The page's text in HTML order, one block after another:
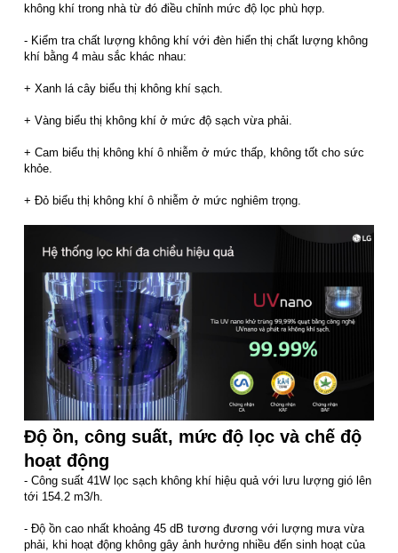
không khí trong nhà từ đó điều chỉnh mức độ lọc phù hợp.
- Kiểm tra chất lượng không khí với đèn hiển thị chất lượng không
khí bằng 4 màu sắc khác nhau:
+ Xanh lá cây biểu thị không khí sạch.
+ Vàng biểu thị không khí ở mức độ sạch vừa phải.
+ Cam biểu thị không khí ô nhiễm ở mức thấp, không tốt cho sức
khỏe.
+ Đỏ biểu thị không khí ô nhiễm ở mức nghiêm trọng.
Độ ồn, công suất, mức độ lọc và chế độ
hoạt động
- Công suất 41W lọc sạch không khí hiệu quả với lưu lượng gió lên
tới 154.2 m3/h.
- Độ ồn cao nhất khoảng 45 dB tương đương với lượng mưa vừa
phải, khi hoạt động không gây ảnh hưởng nhiều đến sinh hoạt của